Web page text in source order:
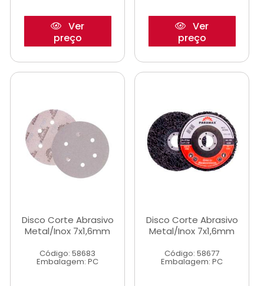
Ver
preço
Ver
preço
Disco Corte Abrasivo
Metal/Inox 7x1,6mm
Código: 58683
Embalagem: PC
Disco Corte Abrasivo
Metal/Inox 7x1,6mm
Código: 58677
Embalagem: PC